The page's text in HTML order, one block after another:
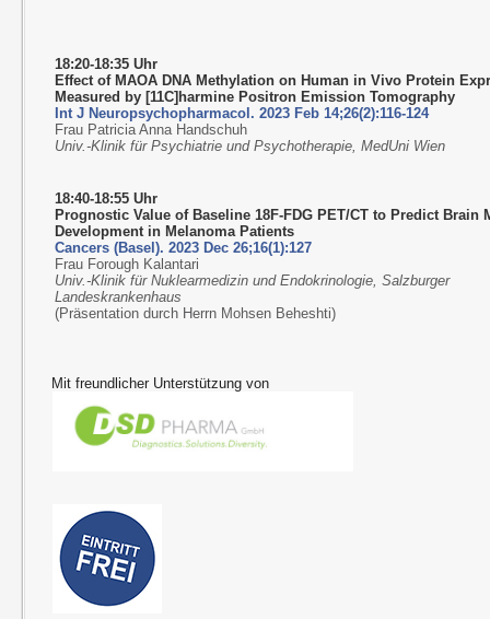
18:20-18:35 Uhr
Effect of MAOA DNA Methylation on Human in Vivo Protein
Measured by [11C]harmine Positron Emission Tomography
Int J Neuropsychopharmacol. 2023 Feb 14;26(2):116-124
Frau Patricia Anna Handschuh
Univ.-Klinik für Psychiatrie und Psychotherapie, MedUni Wien
18:40-18:55 Uhr
Prognostic Value of Baseline 18F-FDG PET/CT to Predict Brain
Development in Melanoma Patients
Cancers (Basel). 2023 Dec 26;16(1):127
Frau Forough Kalantari
Univ.-Klinik für Nuklearmedizin und Endokrinologie, Salzburger
Landeskrankenhaus
(Präsentation durch Herrn Mohsen Beheshti)
Mit freundlicher Unterstützung von